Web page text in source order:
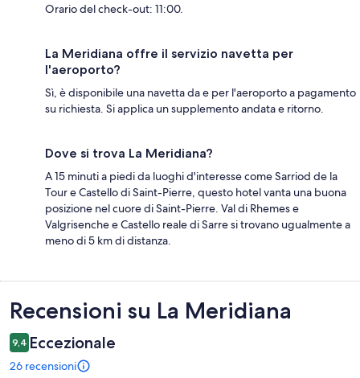
Orario del check-out: 11:00.
La Meridiana offre il servizio navetta per
l'aeroporto?
Sì, è disponibile una navetta da e per l'aeroporto a pagamento
su richiesta. Si applica un supplemento andata e ritorno.
Dove si trova La Meridiana?
A 15 minuti a piedi da luoghi d'interesse come Sarriod de la
Tour e Castello di Saint-Pierre, questo hotel vanta una buona
posizione nel cuore di Saint-Pierre. Val di Rhemes e
Valgrisenche e Castello reale di Sarre si trovano ugualmente a
meno di 5 km di distanza.
Recensioni
Recensioni su La Meridiana
9,4 Eccezionale
26 recensioni